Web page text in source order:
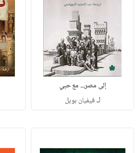
إلى مصر... مع حبي
لـفيفيان بويل